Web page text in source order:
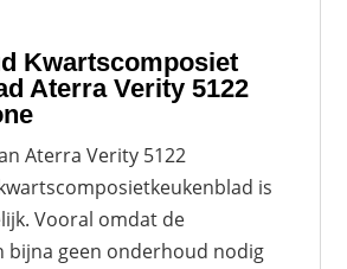
Kwartscomposiet
Aterra Verity 5122
Aterra Verity 5122
is
Vooral omdat de
bijna geen onderhoud nodig